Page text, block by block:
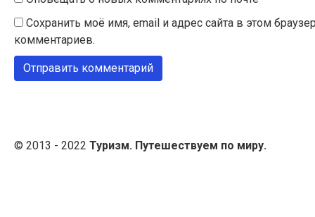
Сохранить моё имя, email и адрес сайта в этом
комментариев.
© 2013 - 2022 Туризм. Путешествуем по миру.